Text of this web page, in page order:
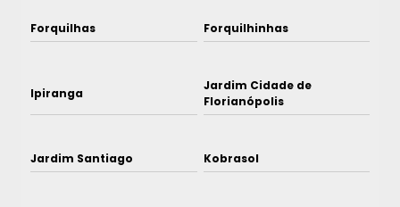
Forquilhas Forquilhinhas
Ipiranga
Jardim Cidade de
Florianópolis
Jardim Santiago Kobrasol